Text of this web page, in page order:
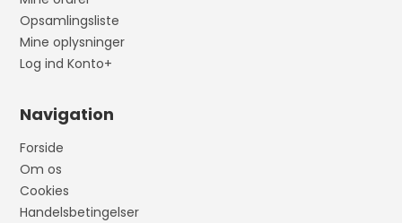
Opsamlingsliste
Mine oplysninger
Log ind Konto+
Navigation
Forside
Om os
Cookies
Handelsbetingelser